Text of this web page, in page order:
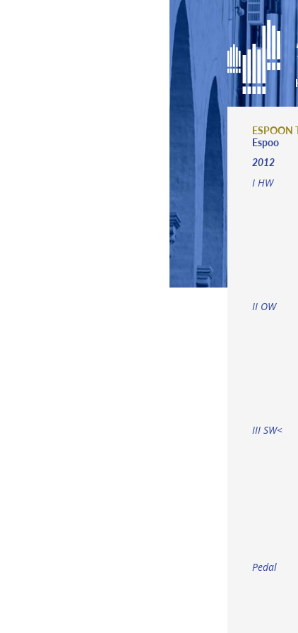
ESPOON
Espoo
2012
I HW
II OW
III SW<
Pedal